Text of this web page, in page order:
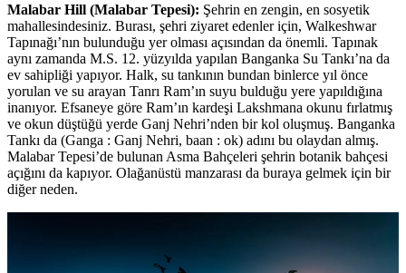
Malabar Hill (Malabar Tepesi): Şehrin en zengin, en sosyetik
mahallesindesiniz. Burası, şehri ziyaret edenler için, Walkeshwar
Tapınağı’nın bulunduğu yer olması açısından da önemli. Tapınak
aynı zamanda M.S. 12. yüzyılda yapılan Banganka Su Tankı’na da
ev sahipliği yapıyor. Halk, su tankının bundan binlerce yıl önce
yorulan ve su arayan Tanrı Ram’ın suyu bulduğu yere yapıldığına
inanıyor. Efsaneye göre Ram’ın kardeşi Lakshmana okunu fırlatmış
ve okun düştüğü yerde Ganj Nehri’nden bir kol oluşmuş. Banganka
Tankı da (Ganga : Ganj Nehri, baan : ok) adını bu olaydan almış.
Malabar Tepesi’de bulunan Asma Bahçeleri şehrin botanik bahçesi
açığını da kapıyor. Olağanüstü manzarası da buraya gelmek için bir
diğer neden.